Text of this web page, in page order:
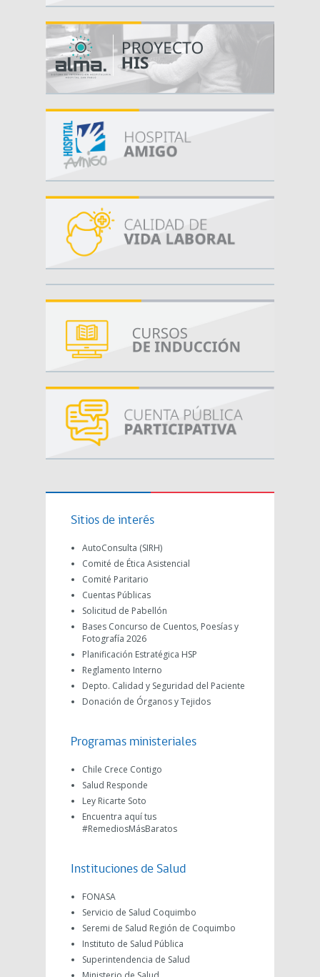
Sitios de interés
AutoConsulta (SIRH)
Comité de Ética Asistencial
Comité Paritario
Cuentas Públicas
Solicitud de Pabellón
Bases Concurso de Cuentos, Poesías y
Fotografía 2026
Planificación Estratégica HSP
Reglamento Interno
Depto. Calidad y Seguridad del Paciente
Donación de Órganos y Tejidos
Programas ministeriales
Chile Crece Contigo
Salud Responde
Ley Ricarte Soto
Encuentra aquí tus
#RemediosMásBaratos
Instituciones de Salud
FONASA
Servicio de Salud Coquimbo
Seremi de Salud Región de Coquimbo
Instituto de Salud Pública
Superintendencia de Salud